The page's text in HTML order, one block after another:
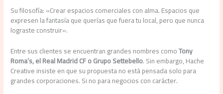
Su filosofía: «Crear espacios comerciales con alma. Espacios que
expresen la fantasía que querías que fuera tu local, pero que nunca
lograste construir».
Entre sus clientes se encuentran grandes nombres comoTony
Roma’s, el Real Madrid CF o Grupo Settebello. Sin embargo, Hache
Creative insiste en que su propuesta no está pensada solo para
grandes corporaciones. Si no para negocios con carácter.